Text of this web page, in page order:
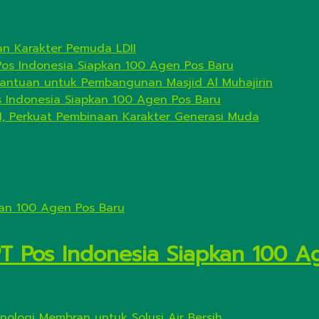
Karakter Pemuda LDII
Indonesia Siapkan 100 Agen Pos Baru
untuk Pembangunan Masjid Al Muhajirin
Siapkan 100 Agen Pos Baru
Perkuat Pembinaan Karakter Generasi Muda
Pos Indonesia Siapkan 100